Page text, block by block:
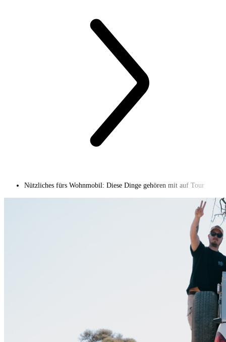
Nützliches fürs Wohnmobil: Diese Dinge gehören mit auf Tour